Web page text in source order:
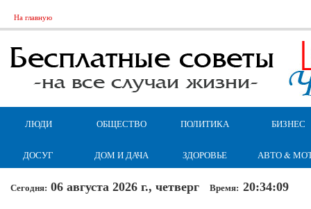
На главную
ЛЮДИ ОБЩЕСТВО ПОЛИТИКА БИЗНЕС
ДОСУГ ДОМ И ДАЧА ЗДОРОВЬЕ АВТО &
Сегодня: 06 августа 2026 г., четверг Время: 20:34:10